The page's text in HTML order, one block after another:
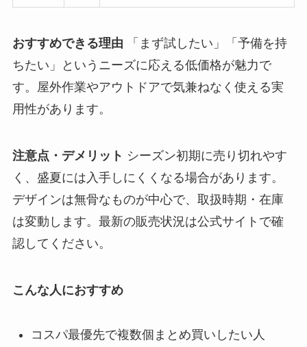
おすすめできる理由 「まず試したい」「予備を持
ちたい」というニーズに応える低価格が魅力で
す。屋外作業やアウトドアで気兼ねなく使える実
用性があります。
注意点・デメリット シーズン初期に売り切れやす
く、盛夏には入手しにくくなる場合があります。
デザインは無骨なものが中心で、取扱時期・在庫
は変動します。最新の販売状況は公式サイトで確
認してください。
こんな人におすすめ
コスパ最優先で複数個まとめ買いしたい人